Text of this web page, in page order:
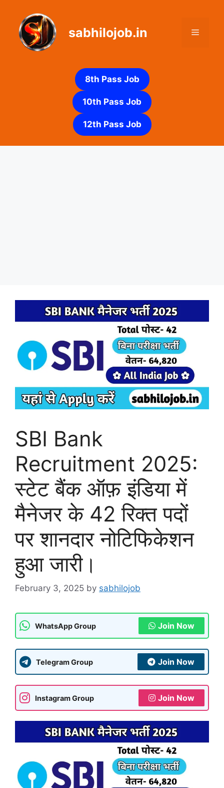
content
sabhilojob.in Menu
8th Pass Job
10th Pass Job
12th Pass Job
SBI Bank
Recruitment 2025:
स्टेट बैंक ऑफ़ इंडिया में
मैनेजर के 42 रिक्त पदों
पर शानदार नोटिफिकेशन
हुआ जारी।
February 3, 2025 by sabhilojob
WhatsApp Group Join Now
Telegram Group Join Now
Instagram Group Join Now